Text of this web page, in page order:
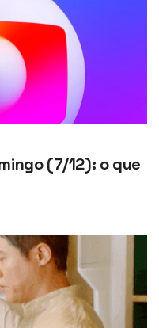
(7/12): o que